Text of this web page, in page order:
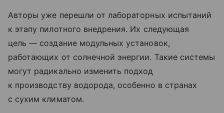
Авторы уже перешли от лабораторных испытаний
к этапу пилотного внедрения. Их следующая
цель — создание модульных установок,
работающих от солнечной энергии. Такие системы
могут радикально изменить подход
к производству водорода, особенно в странах
с сухим климатом.